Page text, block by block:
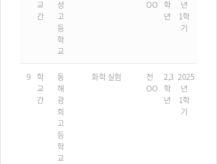
교
간
성
고
등
학
교
OO 학
년
년
1학
기
9 학
교
간
동
해
광
희
고
등
학
교
화학 실험
전
OO
2,3
학
년
2025
년
1학
기